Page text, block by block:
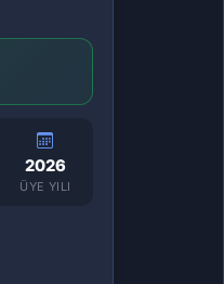
2026
ÜYE YILI